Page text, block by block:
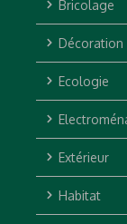
Bricolage
Décoration
Ecologie
Extérieur
Habitat